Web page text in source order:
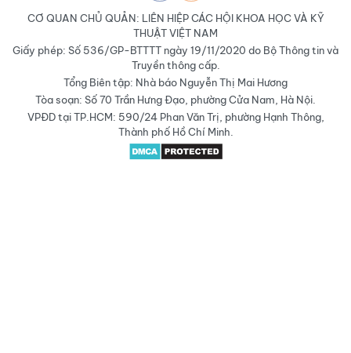
CƠ QUAN CHỦ QUẢN: LIÊN HIỆP CÁC HỘI KHOA HỌC VÀ KỸ
THUẬT VIỆT NAM
Giấy phép: Số 536/GP-BTTTT ngày 19/11/2020 do Bộ Thông tin và
Truyền thông cấp.
Tổng Biên tập: Nhà báo Nguyễn Thị Mai Hương
Tòa soạn: Số 70 Trần Hưng Đạo, phường Cửa Nam, Hà Nội.
VPĐD tại TP.HCM: 590/24 Phan Văn Trị, phường Hạnh Thông,
Thành phố Hồ Chí Minh.